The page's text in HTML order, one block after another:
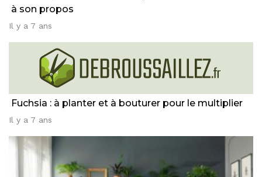
à son propos
Il y a 7 ans
Fuchsia : à planter et à bouturer pour le multiplier
Il y a 7 ans